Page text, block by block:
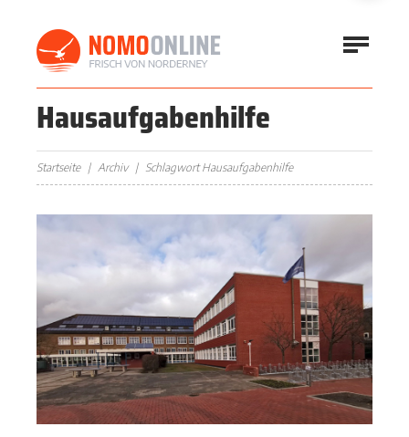
Hausaufgabenhilfe
Startseite Archiv Schlagwort Hausaufgabenhilfe